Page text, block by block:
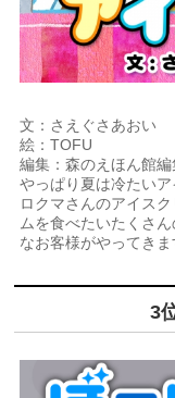
文：さえぐさあおい
絵：TOFU
編集：森のえほん館編
やっぱり夏は冷たい
ロクマさんのアイス
ムを食べたいたくさ
なお客様がやってき
3